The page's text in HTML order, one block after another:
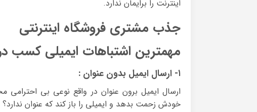
اینترنت را برایمان ندارد.
جذب مشتری فروشگاه اینترنتی
مهمترین اشتباهات ایمیلی کسب
۱- ارسال ایمیل بدون عنوان :
ارسال ایمیل برون عنوان در واقع نوعی بی
خودش زحمت بدهد و ایمیلی را باز کند که عنوان ندارد؟